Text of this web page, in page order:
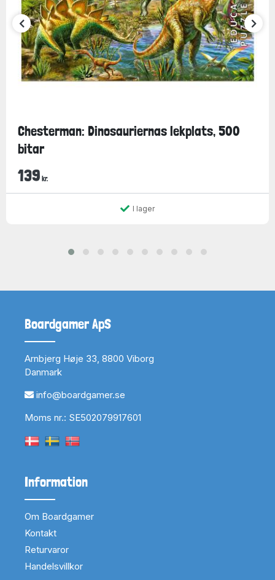
Chesterman: Dinosauriernas lekplats, 500
bitar
139 kr.
I lager
Boardgamer ApS
Arnbjerg Høje 33, 8800 Viborg
Danmark
info@boardgamer.se
Moms nr.: SE502079917601
Information
Om Boardgamer
Kontakt
Returvaror
Handelsvillkor